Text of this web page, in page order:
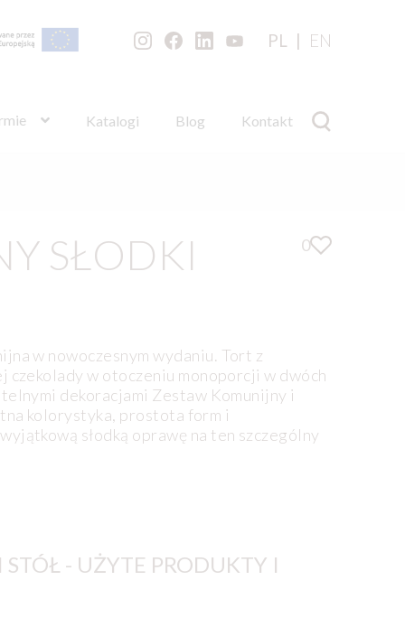
PL EN
Katalogi Blog Kontakt
SŁODKI 0
w nowoczesnym wydaniu. Tort z
czekolady w otoczeniu monoporcji w dwóch
dekoracjami Zestaw Komunijny i
kolorystyka, prostota form i
słodką oprawę na ten szczególny
- UŻYTE PRODUKTY I